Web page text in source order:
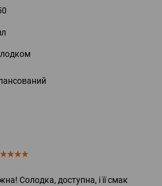
Солодка, доступна, і її смак